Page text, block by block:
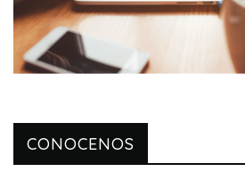
CONOCENOS